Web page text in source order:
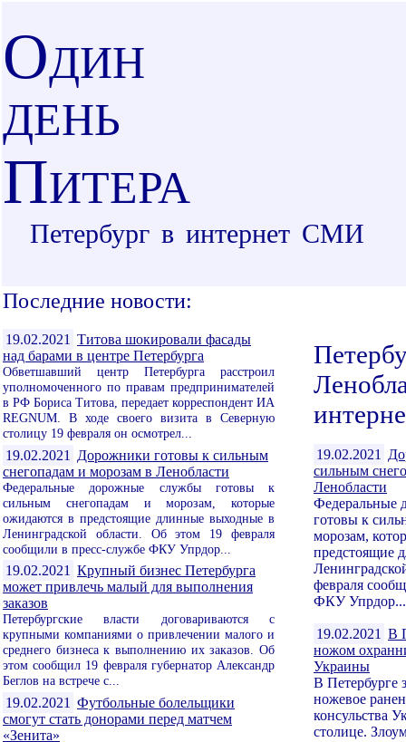
ОДИН
ДЕНЬ
ПИТЕРА
Петербург в интернет СМИ
Последние новости:
19.02.2021 Титова шокировали фасады
над барами в центре Петербурга
Обветшавший центр Петербурга расстроил
уполномоченного по правам предпринимателей
в РФ Бориса Титова, передает корреспондент ИА
REGNUM. В ходе своего визита в Северную
столицу 19 февраля он осмотрел...
19.02.2021
Дорожники готовы к сильным
снегопадам и морозам в Ленобласти
Федеральные дорожные службы готовы к
сильным снегопадам и морозам, которые
ожидаются в предстоящие длинные выходные в
Ленинградской области. Об этом 19 февраля
сообщили в пресс-службе ФКУ Упрдор...
19.02.2021 Крупный бизнес Петербурга
может привлечь малый для выполнения
заказов
Петербургские власти договариваются с
крупными компаниями о привлечении малого и
среднего бизнеса к выполнению их заказов. Об
этом сообщил 19 февраля губернатор Александр
Беглов на встрече с...
19.02.2021 Футбольные болельщики
смогут стать донорами перед матчем
«Зенита»
19.02.2021
сильным
Ленобласти
Федеральные
готовы к
морозам,
предстоящие
февраля
ФКУ Упрдор...
19.02.2021 В
ножом
Украины
В Петербурге
ножевое
консульства
столице.